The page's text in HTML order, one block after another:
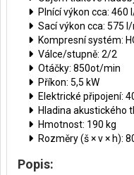
Plnící výkon cca: 460
Sací výkon cca: 575
Kompresní systém:
Válce/stupně: 2/2
Otáčky: 850ot/min
Příkon: 5,5 kW
Elektrické připojení:
Hladina akustického
Hmotnost: 190 kg
Rozměry (š × v × h):
Popis: